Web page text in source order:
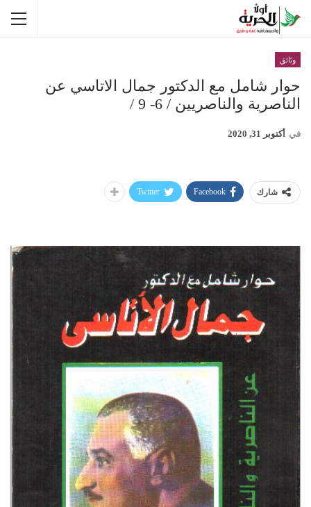
وثائق
حوار شامل مع الدكتور جمال الاتاسي عن
الناصرية والناصريين / 6- 9 /
في أكتوبر 31, 2020
شارك Facebook
Twitter